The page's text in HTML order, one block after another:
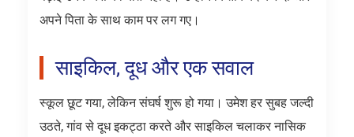
अपने पिता के साथ काम पर लग गए।
साइकिल, दूध और एक सवाल
स्कूल छूट गया, लेकिन संघर्ष शुरू हो गया। उमेश हर सुबह जल्दी
उठते, गांव से दूध इकट्ठा करते और साइकिल चलाकर नासिक